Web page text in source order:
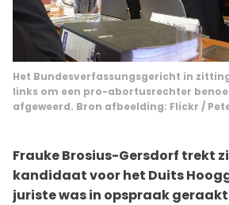
Het Bundesverfassungsgericht in
links om een pro-abortusrechter
afgeweerd. Bron afbeelding: Flickr /
Frauke Brosius-Gersdorf trekt
kandidaat voor het Duits
juriste was in opspraak